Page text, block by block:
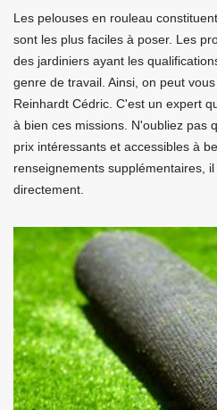
Les pelouses en rouleau
sont les plus faciles à poser. Les
des jardiniers ayant les
genre de travail. Ainsi, on peut
Reinhardt Cédric. C'est un expert
à bien ces missions. N'oubliez pas
prix intéressants et accessibles à
renseignements supplémentaires,
directement.